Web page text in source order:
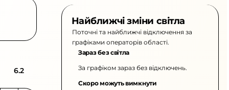
6.2
Найближчі зміни світла
Поточні та найближчі відключення за
графіками операторів області.
Зараз без світла
За графіком зараз без відключень.
Скоро можуть вимкнути